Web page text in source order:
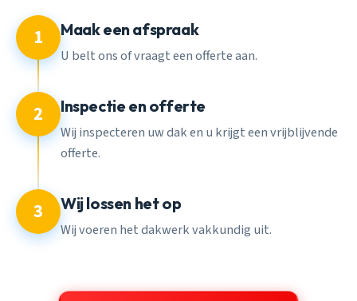
1 Maak een afspraak
U belt ons of vraagt een offerte aan.
2 Inspectie en offerte
Wij inspecteren uw dak en u krijgt een vrijblijvende
offerte.
3 Wij lossen het op
Wij voeren het dakwerk vakkundig uit.